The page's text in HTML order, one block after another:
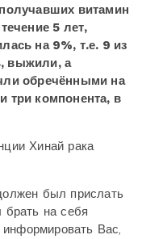
витамин
5 лет,
на 9%, т.е. 9 из
выжили, а
обречёнными на
три компонента, в
Хинай рака
был прислать
на себя
информировать Вас,